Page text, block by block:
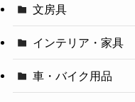
文房具
インテリア・家具
車・バイク用品